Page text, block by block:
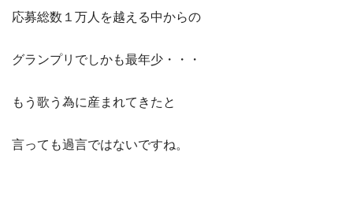
応募総数１万人を越える中からの
グランプリでしかも最年少・・・
もう歌う為に産まれてきたと
言っても過言ではないですね。